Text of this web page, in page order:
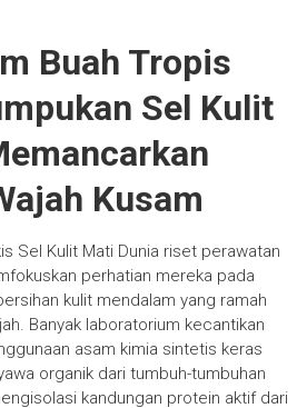
Buah Tropis
Sel Kulit
Kusam
Sel Kulit Mati Dunia riset perawatan
perhatian mereka pada
kulit mendalam yang ramah
Banyak laboratorium kecantikan
asam kimia sintetis keras
organik dari tumbuh-tumbuhan
kandungan protein aktif dari